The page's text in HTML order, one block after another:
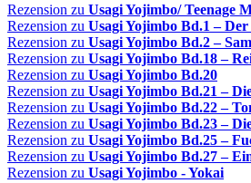
Rezension zu Usagi Yojimbo/ Teenage
Rezension zu Usagi Yojimbo Bd.1 –
Rezension zu Usagi Yojimbo Bd.2 –
Rezension zu Usagi Yojimbo Bd.18 –
Rezension zu Usagi Yojimbo Bd.20
Rezension zu Usagi Yojimbo Bd.21 –
Rezension zu Usagi Yojimbo Bd.22 –
Rezension zu Usagi Yojimbo Bd.23 –
Rezension zu Usagi Yojimbo Bd.25 –
Rezension zu Usagi Yojimbo Bd.27 –
Rezension zu Usagi Yojimbo - Yokai